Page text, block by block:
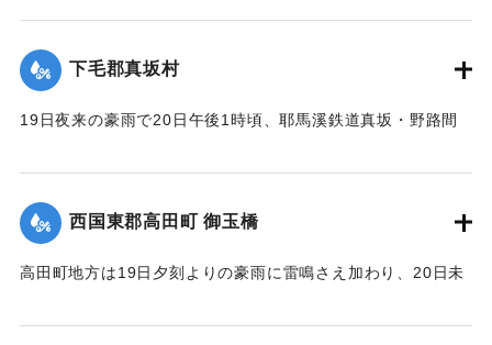
｜固有コード:00275061
下毛郡真坂村
19日夜来の豪雨で20日午後1時頃、耶馬溪鉄道真坂・野路間
結果、ただちに復旧した。
【出典：大分新聞 大正12年6月22日 朝刊7面】
｜固有コード: 00275062
西国東郡高田町 御玉橋
高田町地方は19日夕刻よりの豪雨に雷鳴さえ加わり、20日未
まずについに桂川は近々30分間くらいの間に、1丈4尺以上の